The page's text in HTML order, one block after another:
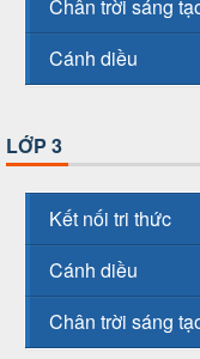
Chân trời sáng
Cánh diều
LỚP 3
Kết nối tri thức
Cánh diều
Chân trời sáng